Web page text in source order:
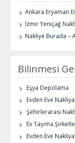
Ankara Eryaman
İzmir Yeniçağ
Nakliye Burada –
Bilinmesi
Eşya Depolama
Evden Eve
Şehirlerarası
Ev Taşıma
Evden Eve